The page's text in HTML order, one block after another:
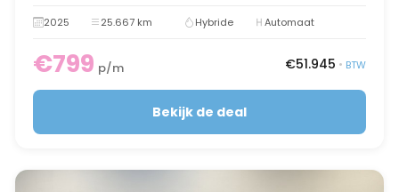
2025 25.667 km Hybride Automaat
€799 p/m €51.945 • BTW
Bekijk de deal